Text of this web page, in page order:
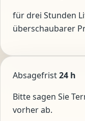
für drei Stunden
überschaubarer
Absagefrist24 h
Bitte sagen Sie
vorher ab.